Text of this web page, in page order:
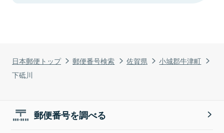
日本郵便トップ 郵便番号検索 佐賀県
小城郡牛津町
下砥川
郵便番号を調べる